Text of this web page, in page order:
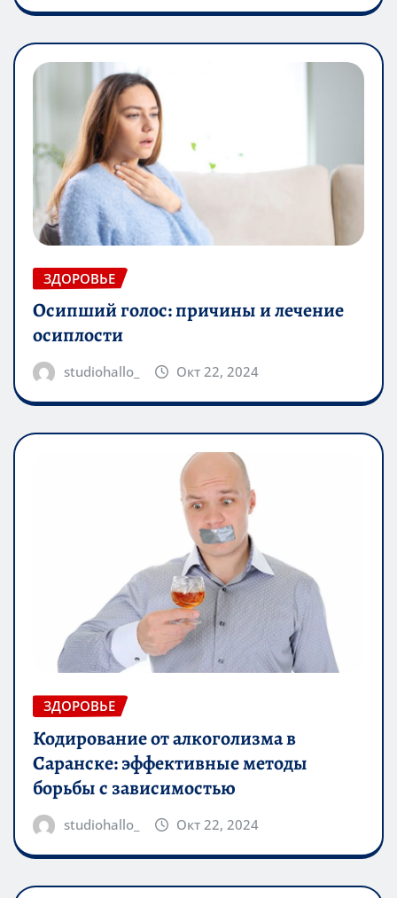
ЗДОРОВЬЕ
Осипший голос: причины и лечение
осиплости
studiohallo_ Окт 22, 2024
ЗДОРОВЬЕ
Кодирование от алкоголизма в
Саранске: эффективные методы
борьбы с зависимостью
studiohallo_ Окт 22, 2024